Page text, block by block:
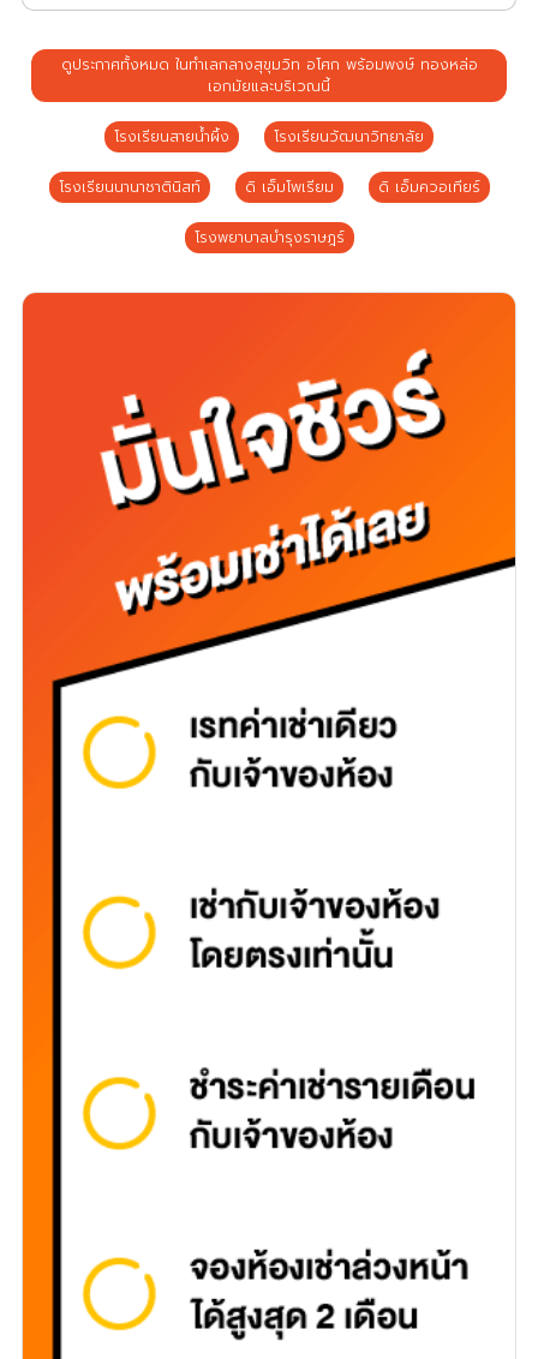
ดูประกาศทั้งหมด ในทำเลกลางสุขุมวิท อโศก พร้อมพงษ์ ทองหล่อ
เอกมัยและบริเวณนี้
โรงเรียนสายน้ำผึ้ง โรงเรียนวัฒนาวิทยาลัย
โรงเรียนนานาชาตินิสท์ ดิ เอ็มโพเรียม ดิ เอ็มควอเทียร์
โรงพยาบาลบำรุงราษฎร์